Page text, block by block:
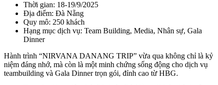
Thời gian: 18-19/9/2025
Địa điểm: Đà Nẵng
Quy mô: 250 khách
Hạng mục dịch vụ: Team Building, Media, Nhân sự, Gala
Dinner
Hành trình “NIRVANA DANANG TRIP” vừa qua không chỉ là kỷ
niệm đáng nhớ, mà còn là một minh chứng sống động cho dịch vụ
teambuilding và Gala Dinner trọn gói, đỉnh cao từ HBG.